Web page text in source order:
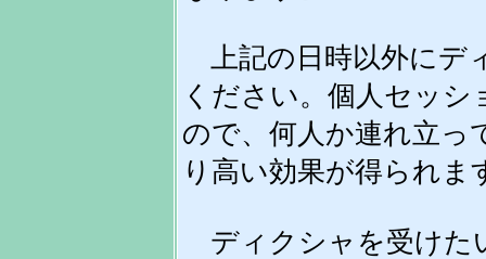
上記の日時以外にデ
ください。個人セッ
ので、何人か連れ立っ
り高い効果が得られま
ディクシャを受けた